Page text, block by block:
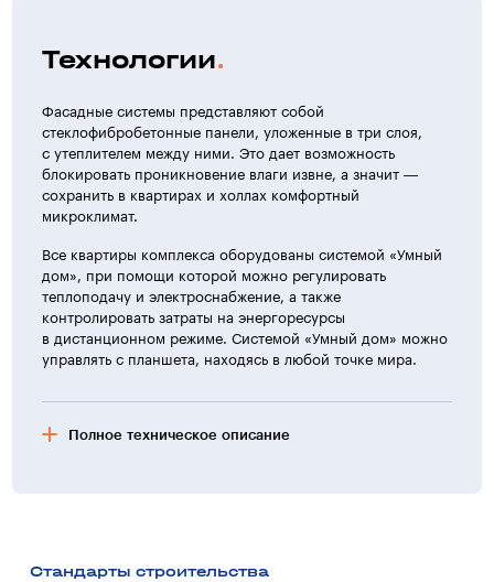
Технологии
Фасадные системы представляют собой
стеклофибробетонные панели, уложенные в три слоя,
с утеплителем между ними. Это дает возможность
блокировать проникновение влаги извне, а значит —
сохранить в квартирах и холлах комфортный
микроклимат.
Все квартиры комплекса оборудованы системой «Умный
дом», при помощи которой можно регулировать
теплоподачу и электроснабжение, а также
контролировать затраты на энергоресурсы
в дистанционном режиме. Системой «Умный дом» можно
управлять с планшета, находясь в любой точке мира.
Полное техническое описание
Стандарты строительства